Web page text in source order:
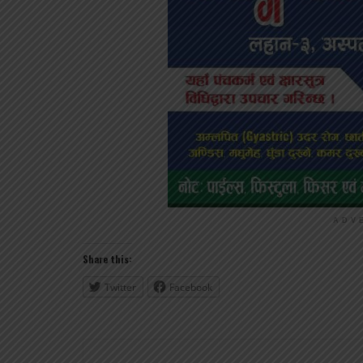
Share this:
Twitter Facebook